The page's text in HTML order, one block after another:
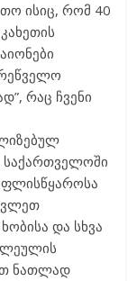
ისიც, რომ 40
რაც ჩვენი
საქართველოში
და სხვა
ნათლად